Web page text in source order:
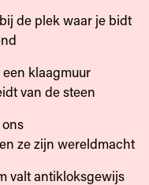
de plek waar je bidt
klaagmuur
van de steen
ze zijn wereldmacht
valt antikloksgewijs